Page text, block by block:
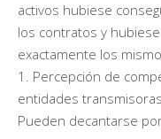
activos hubiese
los contratos y
exactamente los
1. Percepción de
entidades
Pueden decantarse